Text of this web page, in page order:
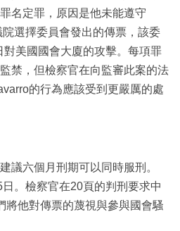
名定罪，原因是他未能遵守
選擇委員會發出的傳票，該委
對美國國會大廈的攻擊。每項罪
禁，但檢察官在向監審此案的法
的行為應該受到更嚴厲的處
議六個月刑期可以同時服刑。
。檢察官在20頁的判刑要求中
將他對傳票的蔑視與參與國會騷